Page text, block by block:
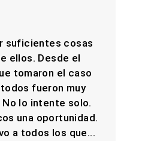
suficientes cosas
ellos. Desde el
tomaron el caso
fueron muy
lo intente solo.
una oportunidad.
a todos los que...